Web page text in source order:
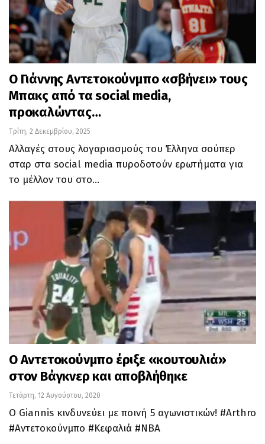
Ο Γιάννης Αντετοκούνμπο «σβήνει» τους
Μπακς από τα social media,
προκαλώντας…
Τρίτη, 2 Δεκεμβρίου, 2025
Αλλαγές στους λογαριασμούς του Έλληνα σούπερ
σταρ στα social media πυροδοτούν ερωτήματα για
το μέλλον του στο…
O Αντετοκούνμπο έριξε «κουτουλιά»
στον Βάγκνερ και αποβλήθηκε
Τετάρτη, 12 Αυγούστου, 2020
O Giannis κινδυνεύει με ποινή 5 αγωνιστικών! #Arthro
#Αντετοκούνμπο #Κεφαλιά #ΝΒΑ